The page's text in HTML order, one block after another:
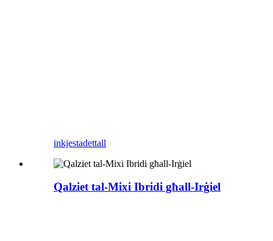
inkjestadettall
Qalziet tal-Mixi Ibridi għall-Irġiel